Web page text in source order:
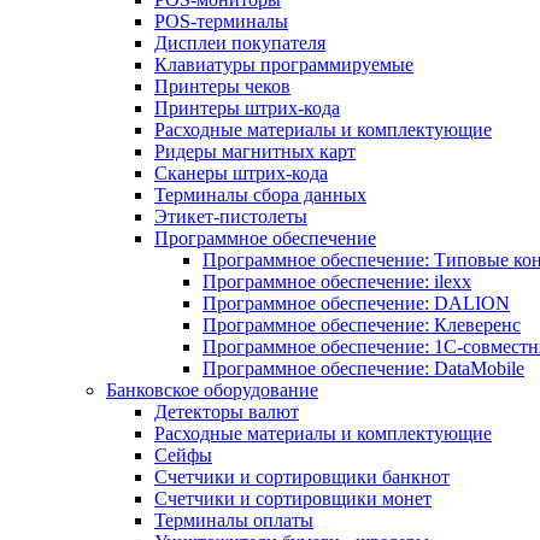
POS-терминалы
Дисплеи покупателя
Клавиатуры программируемые
Принтеры чеков
Принтеры штрих-кода
Расходные материалы и комплектующие
Ридеры магнитных карт
Сканеры штрих-кода
Терминалы сбора данных
Этикет-пистолеты
Программное обеспечение
Программное обеспечение: Типовые
Программное обеспечение: ilexx
Программное обеспечение: DALION
Программное обеспечение: Клеверенс
Программное обеспечение: 1С-
Программное обеспечение: DataMobile
Банковское оборудование
Детекторы валют
Расходные материалы и комплектующие
Сейфы
Счетчики и сортировщики банкнот
Счетчики и сортировщики монет
Терминалы оплаты